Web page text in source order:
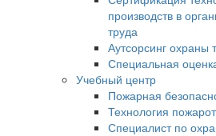
производств в
труда
Аутсорсинг охраны
Специальная
Учебный центр
Пожарная
Технология
Специалист по